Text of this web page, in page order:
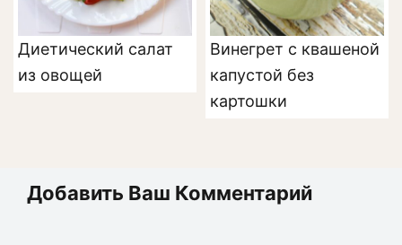
Диетический салат
из овощей
Винегрет с квашеной
капустой без
картошки
Добавить Ваш Комментарий